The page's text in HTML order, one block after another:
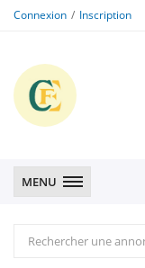
Connexion Inscription
MENU
Rechercher